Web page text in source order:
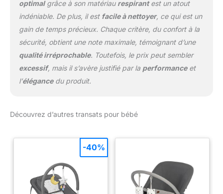
optimalgrâce à son matériau respirantest un atout
indéniable. De plus, il est facile à nettoyer, ce qui est un
gain de temps précieux. Chaque critère, du confort à la
sécurité, obtient une note maximale, témoignant d’une
qualité irréprochable. Toutefois, le prix peut sembler
excessif, mais il s’avère justifié par la performanceet
l’élégancedu produit.
Découvrez d’autres transats pour bébé
-40%